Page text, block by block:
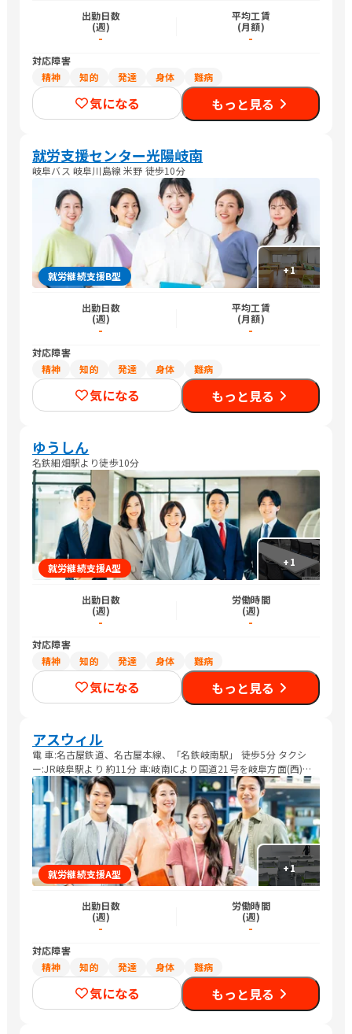
出勤日数
(週)
-
平均工賃
(月額)
-
対応障害
精神
知的 発達 身体 難病
気になる もっと見る
就労支援センター光陽岐南
岐阜バス 岐阜川島線 米野 徒歩10分
+1
就労継続支援B型
出勤日数
(週)
-
平均工賃
(月額)
-
対応障害
精神
知的 発達 身体 難病
気になる もっと見る
ゆうしん
名鉄細畑駅より徒歩10分
+1
就労継続支援A型
出勤日数
(週)
-
労働時間
(週)
-
対応障害
精神
知的 発達 身体 難病
気になる もっと見る
アスウィル
電 車:名古屋鉄道、名古屋本線、「名鉄岐南駅」 徒歩5分 タクシ
ー:JR岐阜駅より 約11分 車:岐南ICより国道21号を岐阜方面(西)へ
約2分
+1
就労継続支援A型
出勤日数
(週)
-
労働時間
(週)
-
対応障害
精神
知的 発達 身体 難病
気になる もっと見る